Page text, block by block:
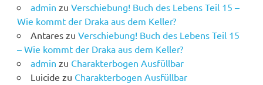
admin zu Verschiebung! Buch des Lebens Teil 15 –
Wie kommt der Draka aus dem Keller?
Antareszu Verschiebung! Buch des Lebens Teil 15
– Wie kommt der Draka aus dem Keller?
admin zu Charakterbogen Ausfüllbar
Luicide zu Charakterbogen Ausfüllbar